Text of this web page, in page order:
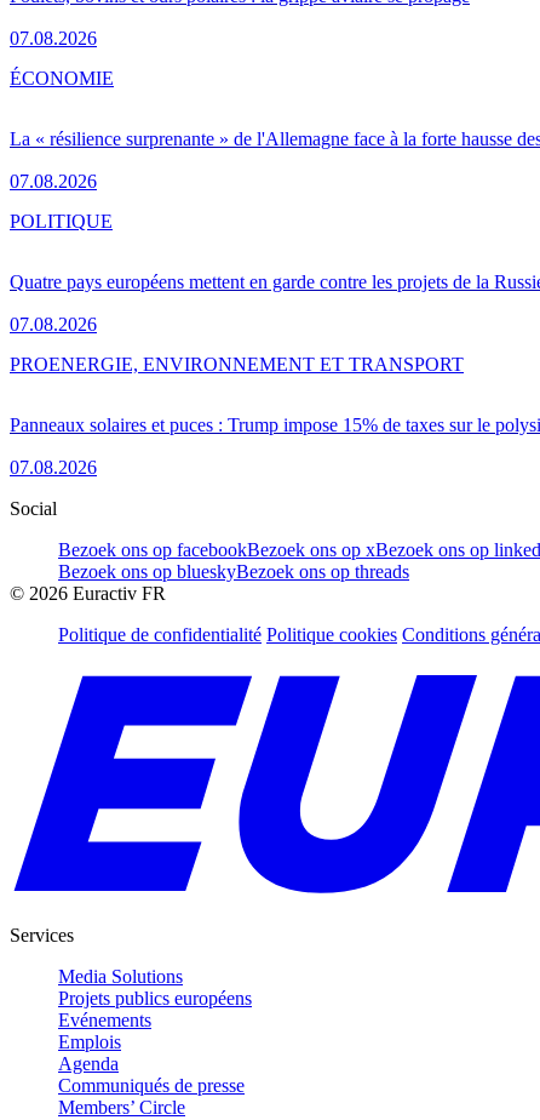
07.08.2026
La « résilience surprenante » de l'Allemagne face à la forte hausse
07.08.2026
ÉCONOMIE
Quatre pays européens mettent en garde contre les projets de la
07.08.2026
POLITIQUE
Panneaux solaires et puces : Trump impose 15% de taxes sur le
07.08.2026
PROENERGIE, ENVIRONNEMENT ET TRANSPORT
Social
Bezoek ons op facebookBezoek ons op xBezoek ons op
Bezoek ons op blueskyBezoek ons op threads
© 2026 Euractiv FR
Politique de confidentialité Politique cookies Conditions
Services
Media Solutions
Projets publics européens
Evénements
Emplois
Agenda
Communiqués de presse
Members’ Circle